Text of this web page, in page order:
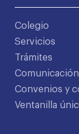
Colegio
Servicios
Trámites
Comunicación
Convenios y
Ventanilla